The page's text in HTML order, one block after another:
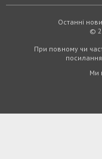
Останні
©
При повному чи
Ми